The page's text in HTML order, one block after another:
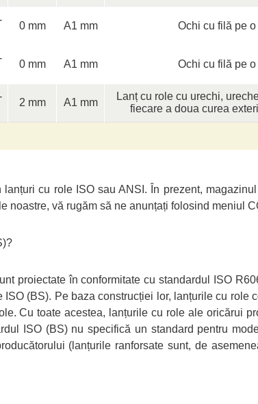
0 mm A1 mm Ochi cu filă pe
0 mm A1 mm Ochi cu filă pe
2 mm A1 mm
Lanț cu role cu urechi,
fiecare a doua curea
cu role ISO sau ANSI. În prezent,
noastre, vă rugăm să ne anunțați folosind meniul
proiectate în conformitate cu standardul ISO
(BS). Pe baza construcției lor, lanțurile cu
Cu toate acestea, lanțurile cu role ale oricărui
ISO (BS) nu specifică un standard pentru
(lanțurile ranforsate sunt, de